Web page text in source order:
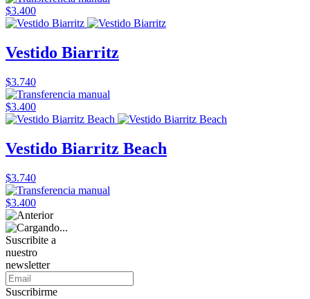
$3.400
Vestido Biarritz
$3.740
$3.400
Vestido Biarritz Beach
$3.740
$3.400
Suscribite a
nuestro
newsletter
Suscribirme